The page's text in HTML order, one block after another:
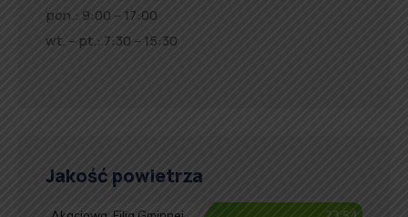
pon.: 9:00 – 17:00
wt. – pt.: 7:30 – 15:30
Jakość powietrza